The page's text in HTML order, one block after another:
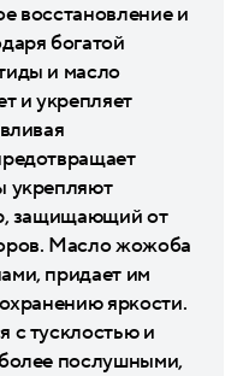
восстановление и
богатой
и масло
и укрепляет
укрепляют
защищающий от
Масло жожоба
придает им
яркости.
с тусклостью и
послушными,